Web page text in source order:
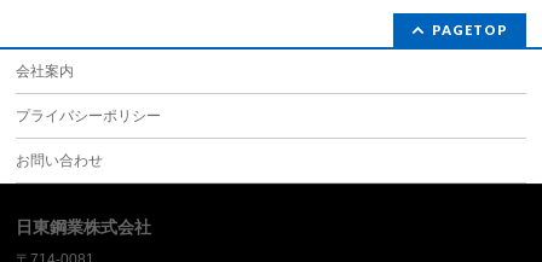
PAGETOP
会社案内
プライバシーポリシー
お問い合わせ
日東鋼業株式会社